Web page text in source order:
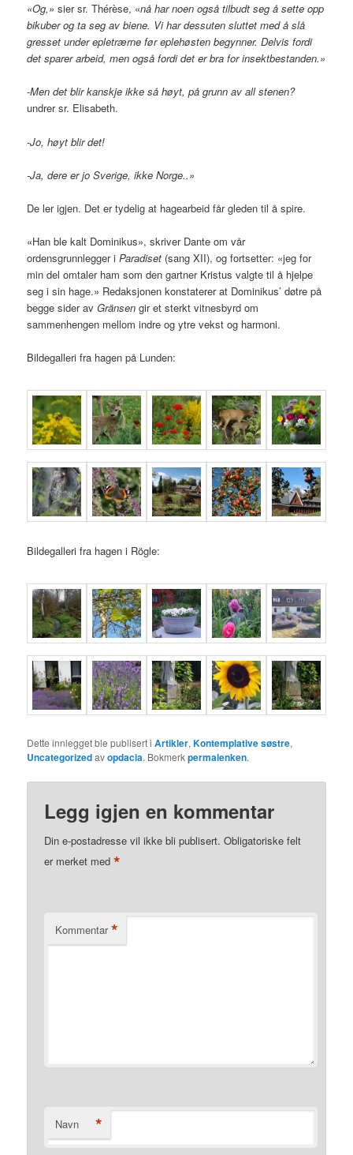
«Og,» sier sr. Thérèse, «nå har noen også tilbudt seg å sette opp
bikuber og ta seg av biene. Vi har dessuten sluttet med å slå
gresset under epletrærne før eplehøsten begynner. Delvis fordi
det sparer arbeid, men også fordi det er bra for insektbestanden.»
-Men det blir kanskje ikke så høyt, på grunn av all stenen?
undrer sr. Elisabeth.
-Jo, høyt blir det!
-Ja, dere er jo Sverige, ikke Norge..»
De ler igjen. Det er tydelig at hagearbeid får gleden til å spire.
«Han ble kalt Dominikus», skriver Dante om vår
ordensgrunnlegger iParadiset (sang XII), og fortsetter: «jeg for
min del omtaler ham som den gartner Kristus valgte til å hjelpe
seg i sin hage.» Redaksjonen konstaterer at Dominikus’ døtre på
begge sider avGränsen gir et sterkt vitnesbyrd om
sammenhengen mellom indre og ytre vekst og harmoni.
Bildegalleri fra hagen på Lunden:
Bildegalleri fra hagen i Rögle:
Dette innlegget ble publisert iArtikler,Kontemplative søstre,
Uncategorizedavopdacia. Bokmerkpermalenken.
Legg igjen en kommentar
Din e-postadresse vil ikke bli publisert. Obligatoriske felt
er merket med*
Kommentar *
Navn *